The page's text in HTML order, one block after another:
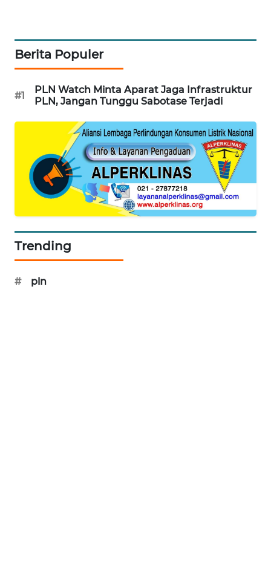
Berita Populer
#1
PLN Watch Minta Aparat Jaga Infrastruktur
PLN, Jangan Tunggu Sabotase Terjadi
Trending
# pln
SUMEDANG
CIANJUR
WN
KEPULAUAN
WN
TANGERANG
CIREBON